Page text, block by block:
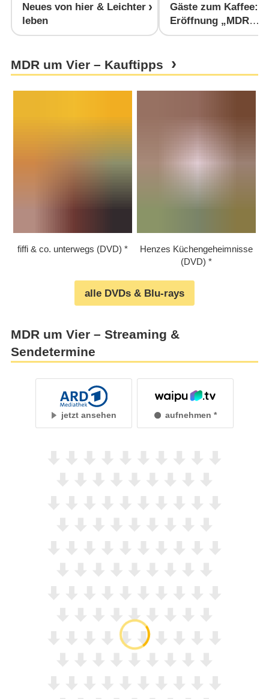
Neues von hier & Leichter
leben
Gäste zum Kaffee:
Eröffnung „MDR
Musiksommer“
MDR um Vier – Kauftipps
fiffi & co. unterwegs (DVD)
Henzes Küchengeheimnisse
(DVD)
alle DVDs & Blu-rays
MDR um Vier – Streaming &
Sendetermine
jetzt ansehen aufnehmen